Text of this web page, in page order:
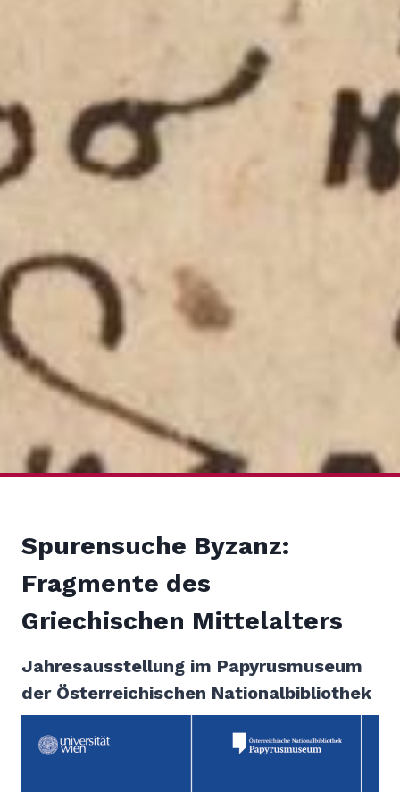
Spurensuche Byzanz:
Fragmente des
Griechischen Mittelalters
Jahresausstellung im Papyrusmuseum
der Österreichischen Nationalbibliothek